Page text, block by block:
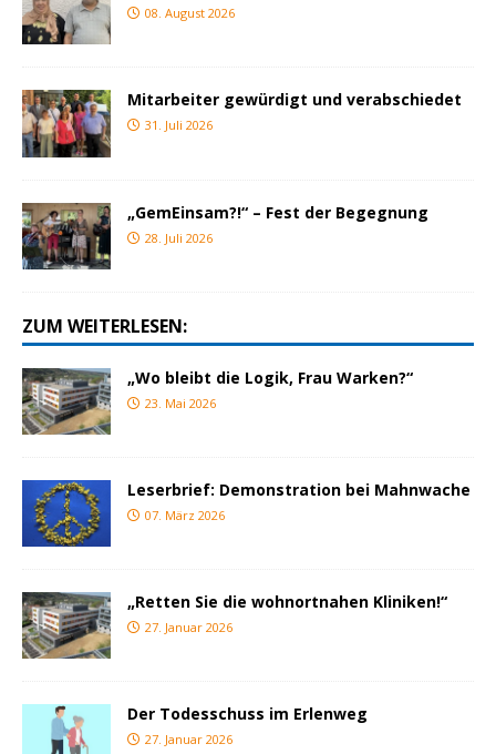
08. August 2026
Mitarbeiter gewürdigt und verabschiedet
31. Juli 2026
„GemEinsam?!“ – Fest der Begegnung
28. Juli 2026
ZUM WEITERLESEN:
„Wo bleibt die Logik, Frau Warken?“
23. Mai 2026
Leserbrief: Demonstration bei Mahnwache
07. März 2026
„Retten Sie die wohnortnahen Kliniken!“
27. Januar 2026
Der Todesschuss im Erlenweg
27. Januar 2026